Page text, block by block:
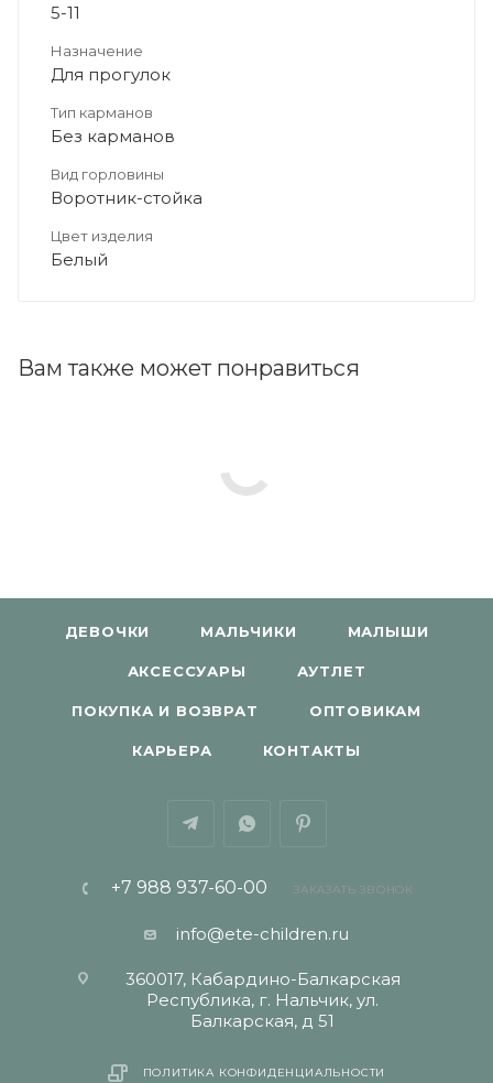
5-11
Назначение
Для прогулок
Тип карманов
Без карманов
Вид горловины
Воротник-стойка
Цвет изделия
Белый
Вам также может понравиться
ДЕВОЧКИ МАЛЬЧИКИ МАЛЫШИ
АКСЕССУАРЫ АУТЛЕТ
ПОКУПКА И ВОЗВРАТ ОПТОВИКАМ
КАРЬЕРА КОНТАКТЫ
+7 988 937-60-00 ЗАКАЗАТЬ ЗВОНОК
info@ete-children.ru
360017, Кабардино-Балкарская
Республика, г. Нальчик, ул.
Балкарская, д 51
ПОЛИТИКА КОНФИДЕНЦИАЛЬНОСТИ